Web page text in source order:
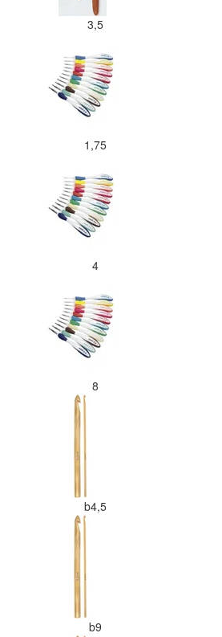
3,5
1,75
4
8
b4,5
b9